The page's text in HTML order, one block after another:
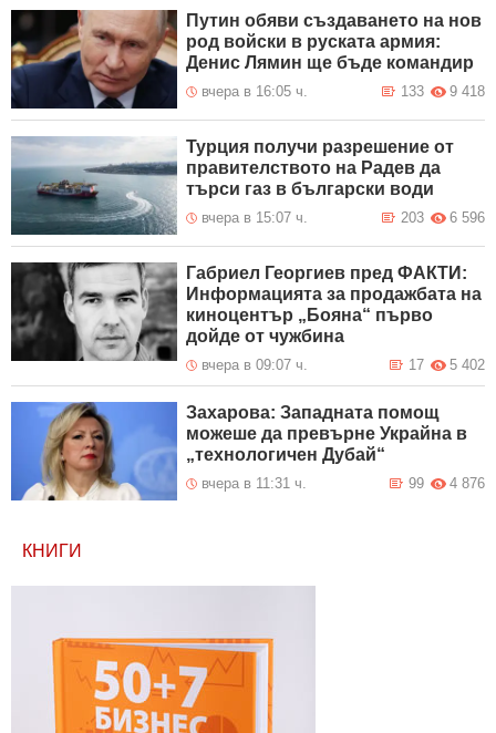
Путин обяви създаването на нов
род войски в руската армия:
Денис Лямин ще бъде командир
вчера в 16:05 ч. 9 418
133
Турция получи разрешение от
правителството на Радев да
търси газ в български води
вчера в 15:07 ч. 6 596
203
Габриел Георгиев пред ФАКТИ:
Информацията за продажбата на
киноцентър „Бояна“ първо
дойде от чужбина
вчера в 09:07 ч. 5 402
17
Захарова: Западната помощ
можеше да превърне Украйна в
„технологичен Дубай“
вчера в 11:31 ч. 4 876
99
КНИГИ